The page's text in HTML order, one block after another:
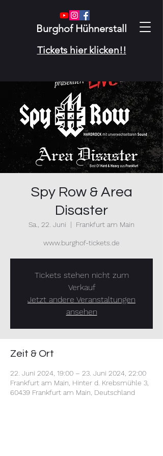
Burghof Hühnerstall
Tickets hier klicken!!
Spy Row & Area
Disaster
Sa., 22. Juni
  |
Frankfurt am Main
www.burghof-tickets.de
Tickets stehen nicht zum
Verkauf
Jetzt andere Veranstaltungen
ansehen
Zeit & Ort
22. Juni 2024, 19:00 – 23. Juni 2024, 22:00
Frankfurt am Main, Hinter d. Krebsmühle 3,
60439 Frankfurt am Main, Deutschland